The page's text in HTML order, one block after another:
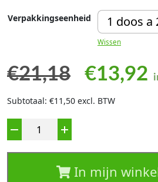
Verpakkingseenheid
Wissen
€21,18 €13,92
Subtotaal: €11,50 excl. BTW
In mijn